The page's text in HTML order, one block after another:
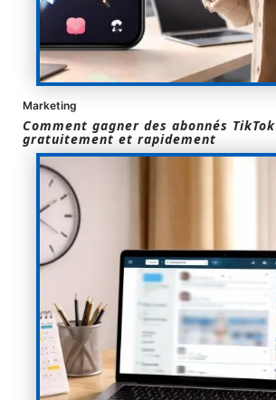
Marketing
Comment gagner des abonnés TikTok
gratuitement et rapidement